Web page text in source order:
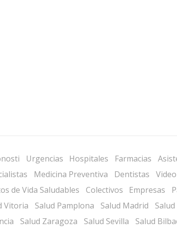
Urgencias Hospitales Farmacias
Medicina Preventiva Dentistas
de Vida Saludables
Colectivos Empresas
Vitoria
Salud Pamplona Salud Madrid
Salud Zaragoza Salud Sevilla Salud